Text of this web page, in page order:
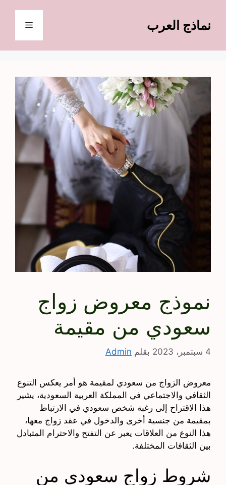
المحتوىنماذج العرب القائمة
نموذج معروض زواج
سعودي من مقيمة
4 سبتمبر، 2023 بقلم Admin
معروض الزواج من سعودي لمقيمة هو أمر يعكس التنوع
الثقافي والاجتماعي في المملكة العربية السعودية، يشير
هذا الاقتراح إلى رغبة شخص سعودي في الارتباط
بمقيمة من جنسية أخرى والدخول في عقد زواج معها،
هذا النوع من العلاقات يعبر عن التفتح والاحترام المتبادل
بين الثقافات المختلفة.
شروط زواج سعودي من